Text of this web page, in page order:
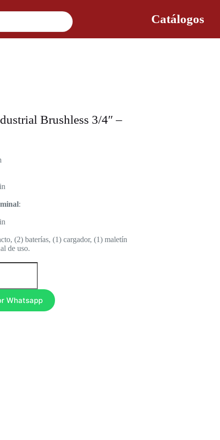
Catálogos
Brushless 3/4″ –
:
(2) baterías, (1) cargador, (1) maletín
de uso.
Whatsapp